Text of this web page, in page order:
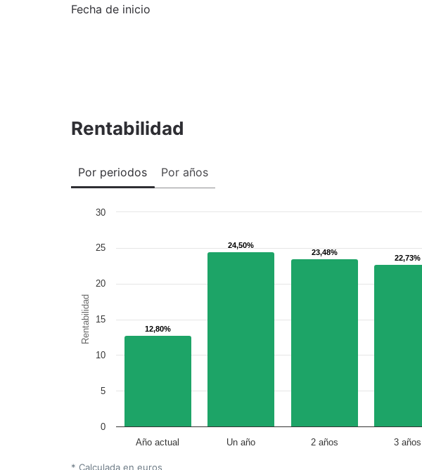
Fecha de inicio
Rentabilidad
Por periodos Por años
Rentabilidad 12,80%
12,80%
24,50%
24,50%
23,48%
23,48%
22,73%
22,73%
Año actual Un año 2 años 3 años
0
5
10
15
20
25
30
* Calculada en euros